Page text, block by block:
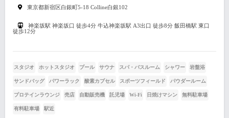
東京都新宿区白銀町5-18 Colline白銀102
神楽坂駅 神楽坂口 徒歩4分 牛込神楽坂駅 A3出口 徒歩8分 飯田橋駅 東口
徒歩12分
スタジオ ホットスタジオ プール サウナ スパ・バスルーム シャワー 岩盤浴
サンドバッグ パワーラック 酸素カプセル スポーツフィールド パウダールーム
プロテインラウンジ 売店 自動販売機 託児場 Wi-Fi 日焼けマシン 無料駐車場
有料駐車場 駅近